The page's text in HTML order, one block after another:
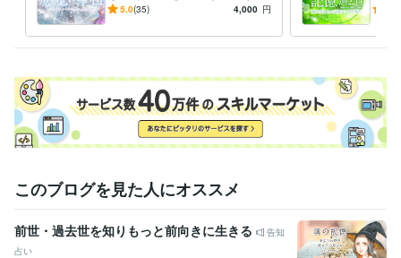
CapCut:2年Canva:3年
得意分野
アロマ＠リーダー
占い 悩み相談 縁結び アチューメント カラーセラピー
住まい・美容・生活相談 アロマセラピー検定1級
アロマ エステ エッセンシャルオイル
パワーストーンとの対話✨ス
ジ
5.0(35) 4,000 円
天然
ング
このブログを見た人にオススメ
前世・過去世を知りもっと前向きに生きる
告知
占い